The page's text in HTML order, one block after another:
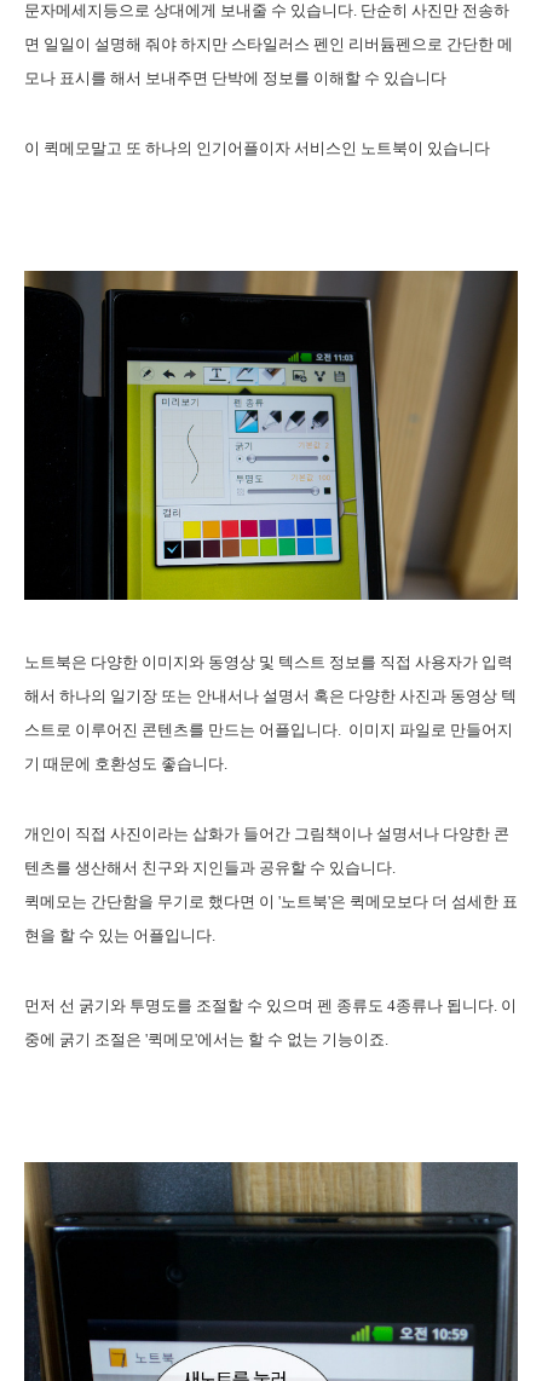
문자메세지등으로 상대에게 보내줄 수 있습니다. 단순히 사진만 전송하
면 일일이 설명해 줘야 하지만 스타일러스 펜인 리버듐펜으로 간단한 메
모나 표시를 해서 보내주면 단박에 정보를 이해할 수 있습니다
이 퀵메모말고 또 하나의 인기어플이자 서비스인 노트북이 있습니다
노트북은 다양한 이미지와 동영상 및 텍스트 정보를 직접 사용자가 입력
해서 하나의 일기장 또는 안내서나 설명서 혹은 다양한 사진과 동영상 텍
스트로 이루어진 콘텐츠를 만드는 어플입니다. 이미지 파일로 만들어지
기 때문에 호환성도 좋습니다.
개인이 직접 사진이라는 삽화가 들어간 그림책이나 설명서나 다양한 콘
텐츠를 생산해서 친구와 지인들과 공유할 수 있습니다.
퀵메모는 간단함을 무기로 했다면 이 '노트북'은 퀵메모보다 더 섬세한 표
현을 할 수 있는 어플입니다.
먼저 선 굵기와 투명도를 조절할 수 있으며 펜 종류도 4종류나 됩니다. 이
중에 굵기 조절은 '퀵메모'에서는 할 수 없는 기능이죠.